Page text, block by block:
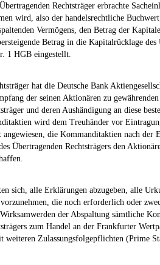
Rechtsträger erbrachte
wird, also der handelsrechtliche
Vermögens, den Betrag der
Betrag in die Kapitalrücklage des
1 HGB eingestellt.
hat die Deutsche Bank
der seinen Aktionären zu
und deren Aushändigung an diese
wird dem Treuhänder vor
angewiesen, die Kommanditaktien nach der
Übertragenden Rechtsträgers den
sich, alle Erklärungen abzugeben, alle
die noch erforderlich oder
der Abspaltung sämtliche
zum Handel an der Frankfurter
weiteren Zulassungsfolgepflichten (Prime